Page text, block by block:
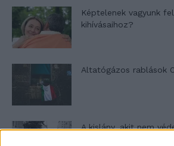
Képtelenek vagyunk
kihívásaihoz?
Altatógázos rablások
A kislány, akit nem